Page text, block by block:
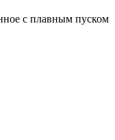
с плавным пуском